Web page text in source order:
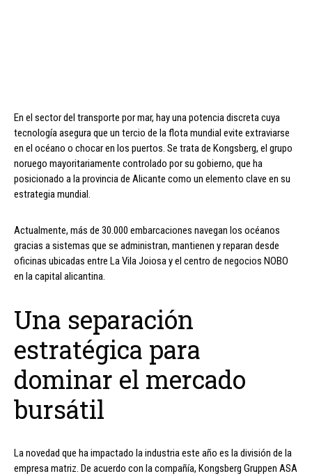
En el sector del transporte por mar, hay una potencia discreta cuya
tecnología asegura que un tercio de la flota mundial evite extraviarse
en el océano o chocar en los puertos. Se trata de Kongsberg, el grupo
noruego mayoritariamente controlado por su gobierno, que ha
posicionado a la provincia de Alicante como un elemento clave en su
estrategia mundial.
Actualmente, más de 30.000 embarcaciones navegan los océanos
gracias a sistemas que se administran, mantienen y reparan desde
oficinas ubicadas entre La Vila Joiosa y el centro de negocios NOBO
en la capital alicantina.
Una separación
estratégica para
dominar el mercado
bursátil
La novedad que ha impactado la industria este año es la división de la
empresa matriz. De acuerdo con la compañía, Kongsberg Gruppen ASA